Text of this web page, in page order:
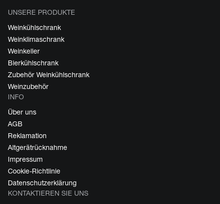
UNSERE PRODUKTE
Weinkühlschrank
Weinklimaschrank
Weinkeller
Bierkühlschrank
Zubehör Weinkühlschrank
Weinzubehör
INFO
Über uns
AGB
Reklamation
Altgerätrücknahme
Impressum
Cookie-Richtlinie
Datenschutzerklärung
KONTAKTIEREN SIE UNS